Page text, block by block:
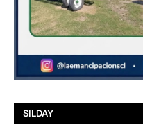
SILDAY